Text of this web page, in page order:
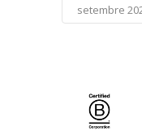
setembre